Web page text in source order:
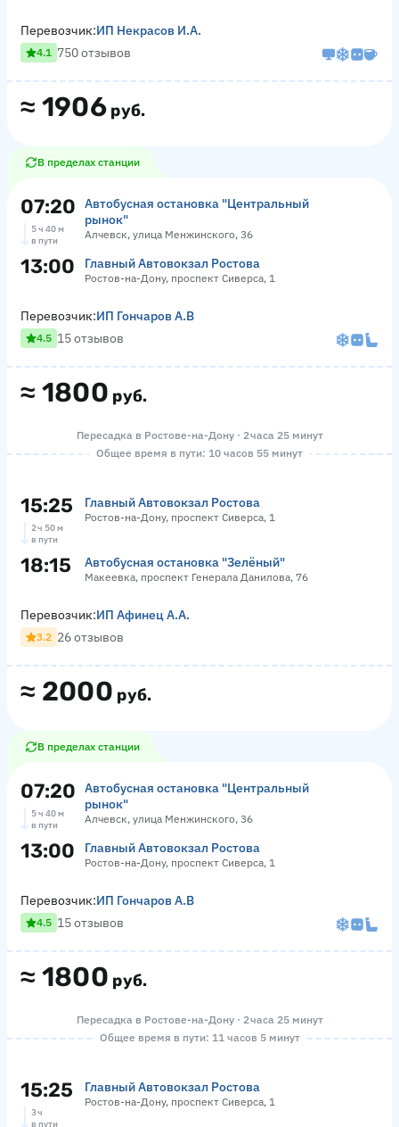
≈ 1906 руб.
Перевозчик:ИП Некрасов И.А.
4.1 750 отзывов
В пределах станции
07:20
Автобусная остановка "Центральный
рынок"
Алчевск, улица Менжинского, 36
5 ч 40 м
в пути
13:00 Главный Автовокзал Ростова
Ростов-на-Дону, проспект Сиверса, 1
≈ 1800 руб.
Перевозчик:ИП Гончаров А.В
4.5 15 отзывов
Пересадка в Ростове-на-Дону · 2 часа 25 минут
Общее время в пути: 10 часов 55 минут
15:25 Главный Автовокзал Ростова
Ростов-на-Дону, проспект Сиверса, 1
2 ч 50 м
в пути
18:15 Автобусная остановка "Зелёный"
Макеевка, проспект Генерала Данилова, 76
≈ 2000 руб.
Перевозчик:ИП Афинец А.А.
3.2 26 отзывов
В пределах станции
07:20
Автобусная остановка "Центральный
рынок"
Алчевск, улица Менжинского, 36
5 ч 40 м
в пути
13:00 Главный Автовокзал Ростова
Ростов-на-Дону, проспект Сиверса, 1
≈ 1800 руб.
Перевозчик:ИП Гончаров А.В
4.5 15 отзывов
Пересадка в Ростове-на-Дону · 2 часа 25 минут
Общее время в пути: 11 часов 5 минут
15:25 Главный Автовокзал Ростова
Ростов-на-Дону, проспект Сиверса, 1
3 ч
в пути